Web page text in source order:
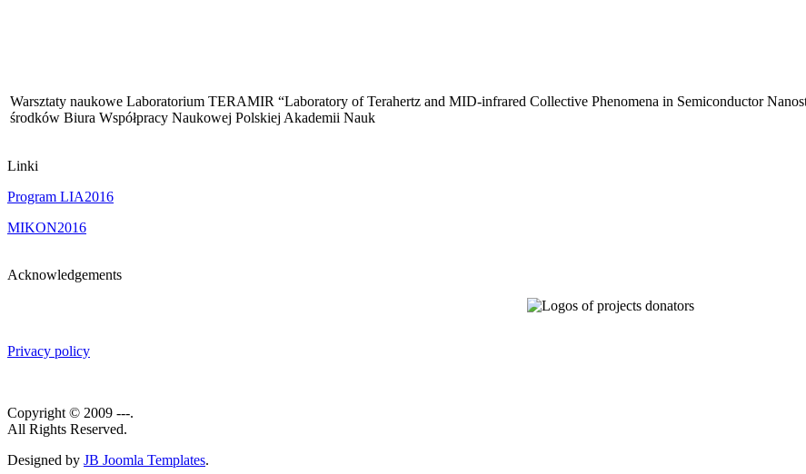
Warsztaty naukowe Laboratorium TERAMIR “Laboratory of Terahertz and MID-infrared Collective Phenomena in Semiconductor
środków Biura Współpracy Naukowej Polskiej Akademii Nauk
Linki
Program LIA2016
MIKON2016
Acknowledgements
Privacy policy
Copyright © 2009 ---.
All Rights Reserved.
Designed by JB Joomla Templates.